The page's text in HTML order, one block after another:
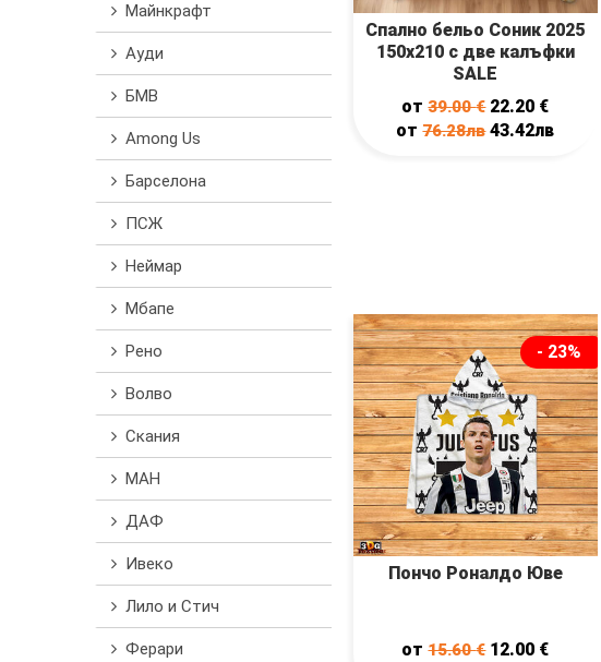
Майнкрафт
Ауди
БМВ
Among Us
Барселона
ПСЖ
Неймар
Мбапе
Рено
Волво
Скания
МАН
ДАФ
Ивеко
Лило и Стич
Ферари
Спално бельо Соник 2025
150x210 с две калъфки
SALE
от39.00€ 22.20 €
от76.28лв 43.42лв
- 23%
Пончо Роналдо Юве
от15.60€ 12.00 €